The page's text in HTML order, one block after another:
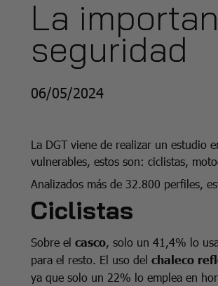
La
seguridad
06/05/2024
La DGT viene de realizar un estudio
vulnerables, estos son: ciclistas,
Analizados más de 32.800 perfiles,
Ciclistas
Sobre el casco, solo un 41,4% lo
para el resto. El uso del chaleco
ya que solo un 22% lo emplea en